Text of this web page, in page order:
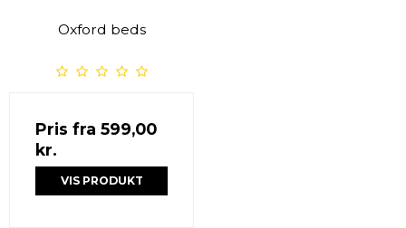
Oxford beds
Pris fra 599,00
kr.
VIS PRODUKT